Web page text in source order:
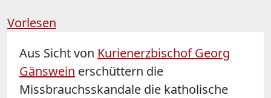
Vorlesen
Aus Sicht von Kurienerzbischof Georg
Gänswein erschüttern die
Missbrauchsskandale die katholische